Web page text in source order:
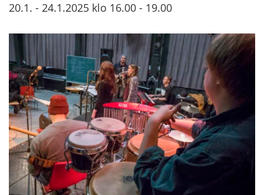
20.1. - 24.1.2025 klo 16.00 - 19.00